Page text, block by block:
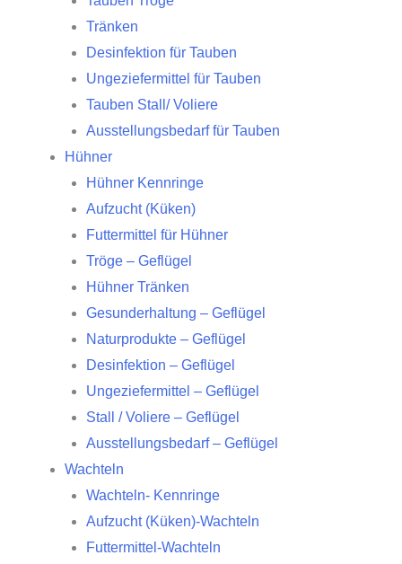
Tränken
Desinfektion für Tauben
Ungeziefermittel für Tauben
Tauben Stall/ Voliere
Ausstellungsbedarf für Tauben
Hühner
Hühner Kennringe
Aufzucht (Küken)
Futtermittel für Hühner
Tröge – Geflügel
Hühner Tränken
Gesunderhaltung – Geflügel
Naturprodukte – Geflügel
Desinfektion – Geflügel
Ungeziefermittel – Geflügel
Stall / Voliere – Geflügel
Ausstellungsbedarf – Geflügel
Wachteln
Wachteln- Kennringe
Aufzucht (Küken)-Wachteln
Futtermittel-Wachteln